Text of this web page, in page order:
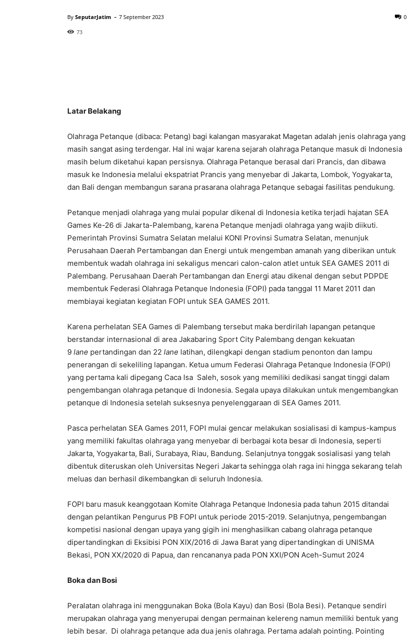
By SeputarJatim - 0
7 September 2023
73
Latar Belakang
Olahraga Petanque (dibaca: Petang) bagi kalangan masyarakat Magetan adalah jenis olahraga yang
masih sangat asing terdengar. Hal ini wajar karena sejarah olahraga Petanque masuk di Indonesia
masih belum diketahui kapan persisnya. Olahraga Petanque berasal dari Prancis, dan dibawa
masuk ke Indonesia melalui ekspatriat Prancis yang menyebar di Jakarta, Lombok, Yogyakarta,
dan Bali dengan membangun sarana prasarana olahraga Petanque sebagai fasilitas pendukung.
Petanque menjadi olahraga yang mulai popular dikenal di Indonesia ketika terjadi hajatan SEA
Games Ke-26 di Jakarta-Palembang, karena Petanque menjadi olahraga yang wajib diikuti.
Pemerintah Provinsi Sumatra Selatan melalui KONI Provinsi Sumatra Selatan, menunjuk
Perusahaan Daerah Pertambangan dan Energi untuk mengemban amanah yang diberikan untuk
membentuk wadah olahraga ini sekaligus mencari calon-calon atlet untuk SEA GAMES 2011 di
Palembang. Perusahaan Daerah Pertambangan dan Energi atau dikenal dengan sebut PDPDE
membentuk Federasi Olahraga Petanque Indonesia (FOPI) pada tanggal 11 Maret 2011 dan
membiayai kegiatan kegiatan FOPI untuk SEA GAMES 2011.
Karena perhelatan SEA Games di Palembang tersebut maka berdirilah lapangan petanque
berstandar internasional di area Jakabaring Sport City Palembang dengan kekuatan
9 lane pertandingan dan 22 lane latihan, dilengkapi dengan stadium penonton dan lampu
penerangan di sekeliling lapangan. Ketua umum Federasi Olahraga Petanque Indonesia (FOPI)
yang pertama kali dipegang Caca Isa Saleh, sosok yang memiliki dedikasi sangat tinggi dalam
pengembangan olahraga petanque di Indonesia. Segala upaya dilakukan untuk mengembangkan
petanque di Indonesia setelah suksesnya penyelenggaraan di SEA Games 2011.
Pasca perhelatan SEA Games 2011, FOPI mulai gencar melakukan sosialisasi di kampus-kampus
yang memiliki fakultas olahraga yang menyebar di berbagai kota besar di Indonesia, seperti
Jakarta, Yogyakarta, Bali, Surabaya, Riau, Bandung. Selanjutnya tonggak sosialisasi yang telah
dibentuk diteruskan oleh Universitas Negeri Jakarta sehingga olah raga ini hingga sekarang telah
meluas dan berhasil dikembangkan di seluruh Indonesia.
FOPI baru masuk keanggotaan Komite Olahraga Petanque Indonesia pada tahun 2015 ditandai
dengan pelantikan Pengurus PB FOPI untuk periode 2015-2019. Selanjutnya, pengembangan
kompetisi nasional dengan upaya yang gigih ini menghasilkan cabang olahraga petanque
dipertandingkan di Eksibisi PON XIX/2016 di Jawa Barat yang dipertandingkan di UNISMA
Bekasi, PON XX/2020 di Papua, dan rencananya pada PON XXI/PON Aceh-Sumut 2024
Boka dan Bosi
Peralatan olahraga ini menggunakan Boka (Bola Kayu) dan Bosi (Bola Besi). Petanque sendiri
merupakan olahraga yang menyerupai dengan permainan kelereng namun memiliki bentuk yang
lebih besar. Di olahraga petanque ada dua jenis olahraga. Pertama adalah pointing. Pointing